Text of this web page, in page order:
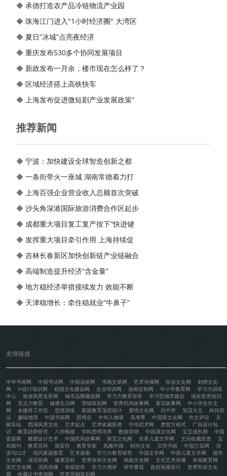
◆承德打造农产品冷链物流产业园
◆珠海江门进入"1小时经济圈" 大湾区
◆ 夏日“冰城”点亮夜经济
◆重庆发布530多个协同发展项目
◆ 新政发布一月余，楼市现在怎么样了？
◆区域经济搭上高铁快车
◆上海发布促进微短剧产业发展政策“
推荐新闻
◆宁波：加快建设全球智造创新之都
◆一条街带火一座城 湖南常德着力打
◆上海百强企业营业收入总额首次突破
◆沙头角深港国际旅游消费合作区起步
◆ 成都重大项目复工复产按下“快进键
◆发挥重大项目牵引作用 上海持续促
◆吉林长春新区加快创新链产业链融合
◆高端制造提升经济“含金量”
◆地方稳经济举措接续发力 效能不断
◆ 天津稳增长：牵住稳就业“牛鼻子”
友情链接
中华书画网 中国书法网 中国油画网 书画交易网 艺术传播网 民俗文化网
刺绣文化
网
VI设计知识网 校园文化建设网 企业培训网 油画定制网 中小学教育网
学习力训练
中心
旅游风景名胜网 城市品牌建设网 学习力教育智库 学习型城市建设
域名投资知识
网
意志力教育 健康生活网 营销策划网 世界民间故事网 童话故事网
中小学生作文
网
余建祥工作室 思维训练 家庭教育顶层设计 爱情文化网 玩中学 笑话大王
科技前
沿
趣味地理 中国书画网 思维谷 中华人物谱 高考季 中国茶文化网 作文评论
天
赋车站
西湖风景文化 艺术起点 艺术收藏投资 中华武术网 梦想方程式
广告设计知
识
教育趋势研究 八卦晚报 学科思维培养 数据营销 中国酒文化网 宝宝成长网
中国
瓷器网
雕塑设计艺术 中国民间故事网 珠宝文化网 世界儿童文学网 文玩收藏投资
宝
岛期刊
教育百科 致富经 教育管家 风雅中国 时尚文化 贝壳书画 中国兰花网
演
讲与口才
现代家庭教育 艺术搜索 学习力教育研究 中国文学网 中国儿童文学网
国学
文化网
成语辞典 健康百科 世界休闲文化网 戏曲文化网 文化艺术传播
幸福教育网
茶艺文化网
清风传播 幸福智库 学习力测评 研学番茄 政府画册设计
世界民俗文化
网
收藏证书查询网 世界营销策划网